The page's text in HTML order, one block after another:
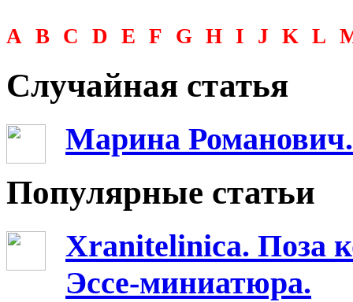
A B C D E F G H I J K L
Случайная статья
Марина
Популярные статьи
Xranitelinica. Поза
Эссе-миниатюра.